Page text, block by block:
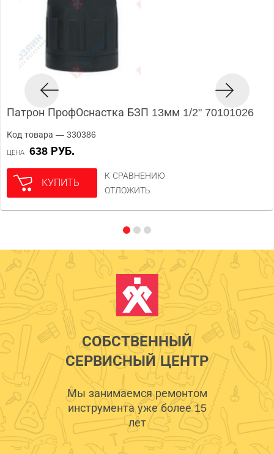
Патрон ПрофОснастка БЗП 13мм 1/2" 70101026
Код товара — 330386
ЦЕНА 638 РУБ.
КУПИТЬ
К СРАВНЕНИЮ
ОТЛОЖИТЬ
СОБСТВЕННЫЙ
СЕРВИСНЫЙ ЦЕНТР
Мы занимаемся ремонтом
инструмента уже более 15
лет